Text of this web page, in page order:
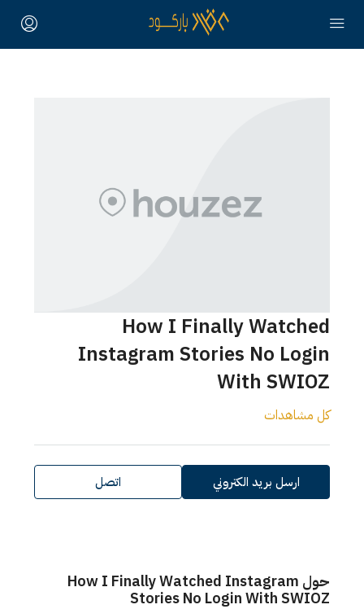
How I Finally Watched
Instagram Stories No Login
With SWIOZ
كل مشاهدات
ارسل بريد الكتروني اتصل
حول How I Finally Watched Instagram
Stories No Login With SWIOZ